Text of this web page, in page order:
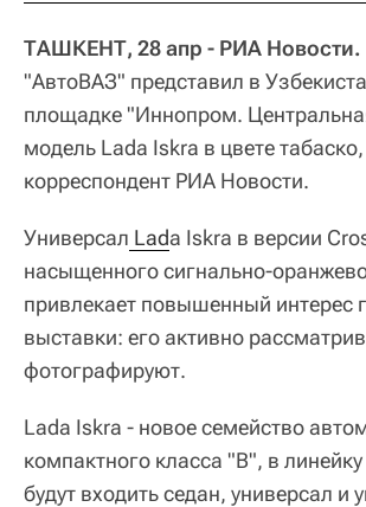
ТАШКЕНТ, 28 апр - РИА Новости.
"АвтоВАЗ" представил в
площадке "Иннопром.
модель Lada Iskra в цвете
корреспондент РИА Новости.
Универсал Lada Iskra в версии
насыщенного сигнально-
привлекает повышенный интерес
выставки: его активно
фотографируют.
Lada Iskra - новое семейство
компактного класса "В", в
будут входить седан, универсал и